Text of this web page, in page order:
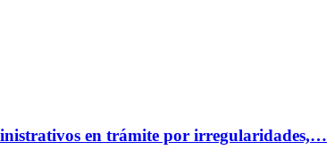
en trámite por irregularidades,…